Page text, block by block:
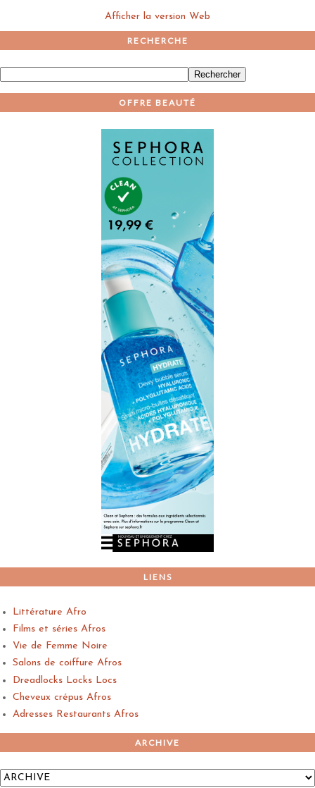
Afficher la version Web
RECHERCHE
OFFRE BEAUTÉ
LIENS
Littérature Afro
Films et séries Afros
Vie de Femme Noire
Salons de coiffure Afros
Dreadlocks Locks Locs
Cheveux crépus Afros
Adresses Restaurants Afros
ARCHIVE